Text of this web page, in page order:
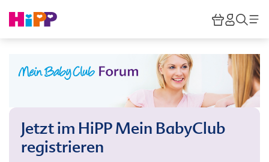
HiPP
Jetzt im HiPP Mein BabyClub
registrieren